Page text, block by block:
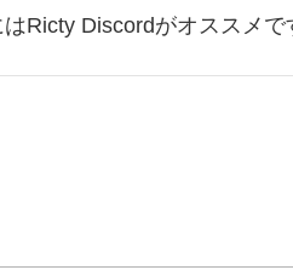
Ricty Discordがオススメで